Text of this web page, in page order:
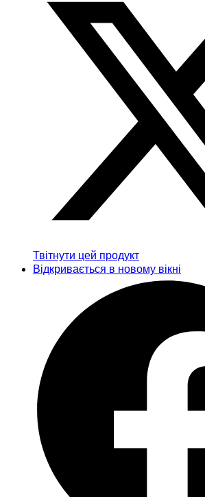
Твітнути цей продукт
Відкривається в новому вікні